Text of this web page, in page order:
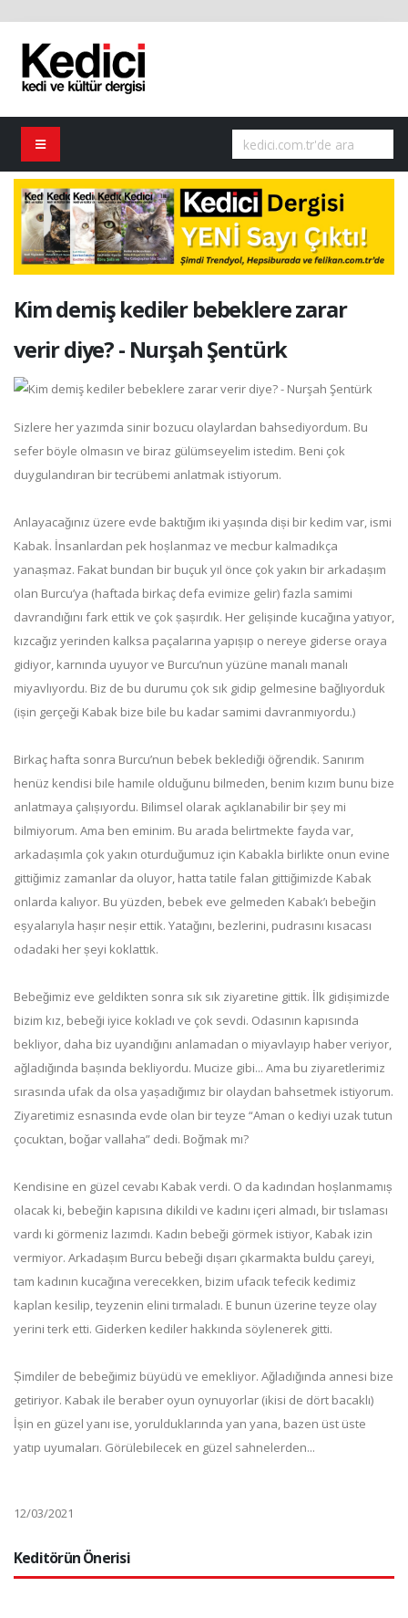
Kim demiş kediler bebeklere zarar
verir diye? - Nurşah Şentürk
Sizlere her yazımda sinir bozucu olaylardan bahsediyordum. Bu
sefer böyle olmasın ve biraz gülümseyelim istedim. Beni çok
duygulandıran bir tecrübemi anlatmak istiyorum.
Anlayacağınız üzere evde baktığım iki yașında diși bir kedim var, ismi
Kabak. İnsanlardan pek hoșlanmaz ve mecbur kalmadıkça
yanașmaz. Fakat bundan bir buçuk yıl önce çok yakın bir arkadașım
olan Burcu’ya (haftada birkaç defa evimize gelir) fazla samimi
davrandığını fark ettik ve çok șașırdık. Her gelișinde kucağına yatıyor,
kızcağız yerinden kalksa paçalarına yapıșıp o nereye giderse oraya
gidiyor, karnında uyuyor ve Burcu’nun yüzüne manalı manalı
miyavlıyordu. Biz de bu durumu çok sık gidip gelmesine bağlıyorduk
(ișin gerçeği Kabak bize bile bu kadar samimi davranmıyordu.)
Birkaç hafta sonra Burcu’nun bebek beklediği öğrendik. Sanırım
henüz kendisi bile hamile olduğunu bilmeden, benim kızım bunu bize
anlatmaya çalıșıyordu. Bilimsel olarak açıklanabilir bir șey mi
bilmiyorum. Ama ben eminim. Bu arada belirtmekte fayda var,
arkadașımla çok yakın oturduğumuz için Kabakla birlikte onun evine
gittiğimiz zamanlar da oluyor, hatta tatile falan gittiğimizde Kabak
onlarda kalıyor. Bu yüzden, bebek eve gelmeden Kabak’ı bebeğin
eșyalarıyla hașır neșir ettik. Yatağını, bezlerini, pudrasını kısacası
odadaki her șeyi koklattık.
Bebeğimiz eve geldikten sonra sık sık ziyaretine gittik. İlk gidișimizde
bizim kız, bebeği iyice kokladı ve çok sevdi. Odasının kapısında
bekliyor, daha biz uyandığını anlamadan o miyavlayıp haber veriyor,
ağladığında bașında bekliyordu. Mucize gibi... Ama bu ziyaretlerimiz
sırasında ufak da olsa yașadığımız bir olaydan bahsetmek istiyorum.
Ziyaretimiz esnasında evde olan bir teyze “Aman o kediyi uzak tutun
çocuktan, boğar vallaha” dedi. Boğmak mı?
Kendisine en güzel cevabı Kabak verdi. O da kadından hoșlanmamıș
olacak ki, bebeğin kapısına dikildi ve kadını içeri almadı, bir tıslaması
vardı ki görmeniz lazımdı. Kadın bebeği görmek istiyor, Kabak izin
vermiyor. Arkadașım Burcu bebeği dıșarı çıkarmakta buldu çareyi,
tam kadının kucağına verecekken, bizim ufacık tefecik kedimiz
kaplan kesilip, teyzenin elini tırmaladı. E bunun üzerine teyze olay
yerini terk etti. Giderken kediler hakkında söylenerek gitti.
Șimdiler de bebeğimiz büyüdü ve emekliyor. Ağladığında annesi bize
getiriyor. Kabak ile beraber oyun oynuyorlar (ikisi de dört bacaklı)
İșin en güzel yanı ise, yorulduklarında yan yana, bazen üst üste
yatıp uyumaları. Görülebilecek en güzel sahnelerden...
12/03/2021
Keditörün Önerisi